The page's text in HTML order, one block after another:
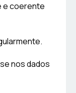
e coerente
nos dados